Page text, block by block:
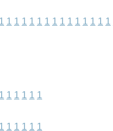
1 1 1 1 1 1 1 1 1 1 1 1 1 1 1
1 1 1 1 1 1
1 1 1 1 1 1